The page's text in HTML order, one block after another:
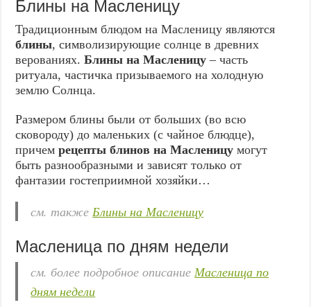
Блины на Масленицу
Традиционным блюдом на Масленицу являются
блины, символизирующие солнце в древних
верованиях. Блины на Масленицу – часть
ритуала, частичка призываемого на холодную
землю Солнца.
Размером блины были от больших (во всю
сковороду) до маленьких (с чайное блюдце),
причемрецепты блинов на Масленицу могут
быть разнообразными и зависят только от
фантазии гостеприимной хозяйки…
см. такжеБлины на Масленицу
Масленица по дням недели
см. более подробное описаниеМасленица по
дням недели